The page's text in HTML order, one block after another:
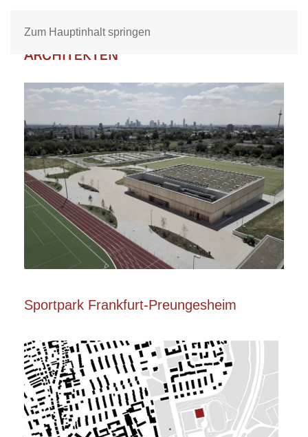
Zum Hauptinhalt springen
Sportpark Frankfurt-Preungesheim